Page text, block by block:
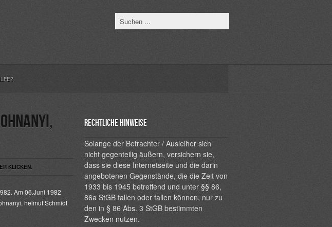
KLICKEN.
Am 06.Juni 1982
helmut Schmidt
Rechtliche Hinweise
Solange der Betrachter / Ausleiher sich
nicht gegenteilig äußern, versichern sie,
dass sie diese Internetseite und die darin
angebotenen Gegenstände, die die Zeit von
1933 bis 1945 betreffend und unter §§ 86,
86a StGB fallen oder fallen können, nur zu
den in § 86 Abs. 3 StGB bestimmten
Zwecken nutzen.